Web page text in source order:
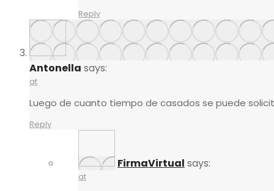
Reply
Antonella says:
at
Luego de cuanto tiempo de casados se puede
Reply
FirmaVirtual says:
at